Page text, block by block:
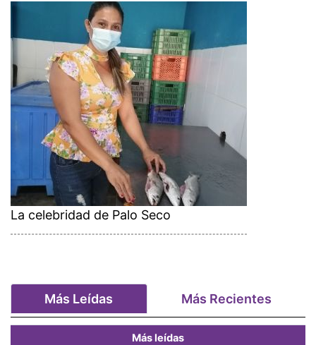
La celebridad de Palo Seco
Más Leídas Más Recientes
Más leídas